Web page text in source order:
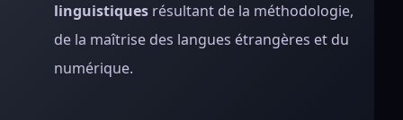
linguistiques résultant de la méthodologie,
de la maîtrise des langues étrangères et du
numérique.